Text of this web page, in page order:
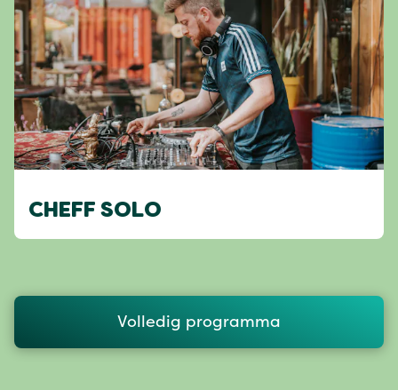
CHEFF SOLO
Volledig programma